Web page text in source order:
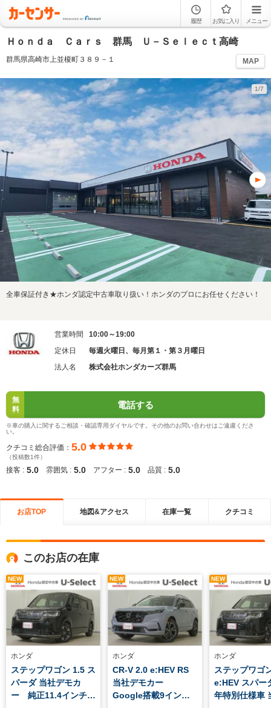
履歴 お気に入り メニュー
Ｈｏｎｄａ Ｃａｒｓ 群馬 Ｕ－Ｓｅｌｅｃｔ高崎
群馬県高崎市上並榎町３８９－１ MAP
1/7
全車保証付き★ホンダ認定中古車取り扱い！ホンダのプロにお任せください！
営業時間
10:00～19:00
定休日
毎週火曜日、毎月第１・第３月曜日
法人名
株式会社ホンダカーズ群馬
無
料
電話する
※車の購入に関するご相談・確認専用ダイヤルです。その他のお問い合わせはご遠慮くださ
い。
クチコミ総合評価： 5.0
（投稿数1件）
接客 : 5.0 雰囲気 : 5.0 アフター : 5.0 品質 : 5.0
お店TOP 地図&アクセス 在庫一覧 クチコミ
このお店の在庫
NEW
ホンダ
ステップワゴン 1.5 ス
パーダ 当社デモカ
ー 純正11.4インチコ
NEW
ホンダ
CR-V 2.0 e:HEV RS
当社デモカー
Google搭載9インチ
NEW
ホンダ
ステップワゴ
e:HEV スパー
年特別仕様車